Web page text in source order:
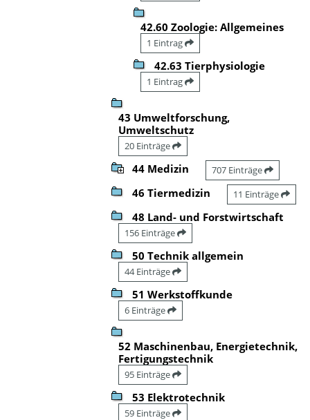
42.60 Zoologie: Allgemeines
1 Eintrag
42.63 Tierphysiologie
1 Eintrag
43 Umweltforschung,
Umweltschutz
20 Einträge
44 Medizin 707 Einträge
46 Tiermedizin 11 Einträge
48 Land- und Forstwirtschaft
156 Einträge
50 Technik allgemein
44 Einträge
51 Werkstoffkunde
6 Einträge
52 Maschinenbau, Energietechnik,
Fertigungstechnik
95 Einträge
53 Elektrotechnik
59 Einträge